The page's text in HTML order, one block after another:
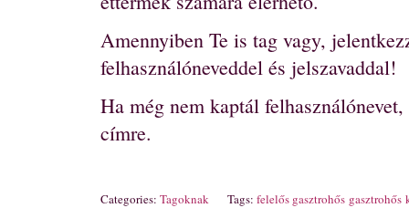
Amennyiben Te is tag vagy,
felhasználóneveddel és jelszavaddal!
Ha még nem kaptál
címre.
Categories: Tagoknak Tags: felelős gasztrohős gasztrohős